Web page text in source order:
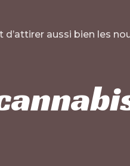
aussi bien les